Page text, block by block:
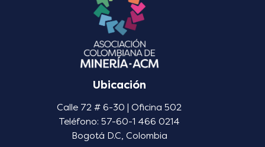
Ubicación
Calle 72 # 6-30 | Oficina 502
Teléfono: 57-60-1 466 0214
Bogotá D.C, Colombia